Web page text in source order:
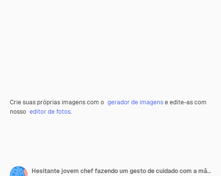
Crie suas próprias imagens com o gerador de imagense edite-as com
nosso editor de fotos.
Hesitante jovem chef fazendo um gesto de cuidado com a mão apontando para o olho